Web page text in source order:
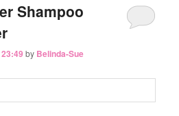
Shampoo
by Belinda-Sue